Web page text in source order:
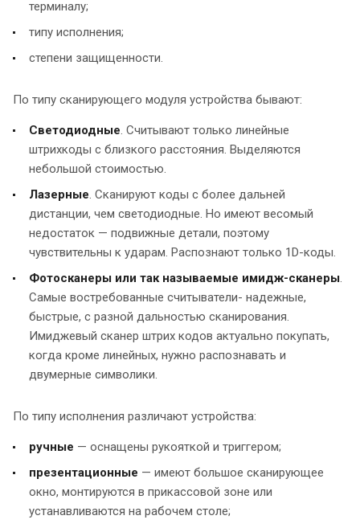
терминалу;
типу исполнения;
степени защищенности.
По типу сканирующего модуля устройства бывают:
Светодиодные. Считывают только линейные
штрихкоды с близкого расстояния. Выделяются
небольшой стоимостью.
Лазерные. Сканируют коды с более дальней
дистанции, чем светодиодные. Но имеют весомый
недостаток — подвижные детали, поэтому
чувствительны к ударам. Распознают только 1D-коды.
Фотосканеры или так называемые имидж-сканеры.
Самые востребованные считыватели- надежные,
быстрые, с разной дальностью сканирования.
Имиджевый сканер штрих кодов актуально покупать,
когда кроме линейных, нужно распознавать и
двумерные символики.
По типу исполнения различают устройства:
ручные — оснащены рукояткой и триггером;
презентационные — имеют большое сканирующее
окно, монтируются в прикассовой зоне или
устанавливаются на рабочем столе;